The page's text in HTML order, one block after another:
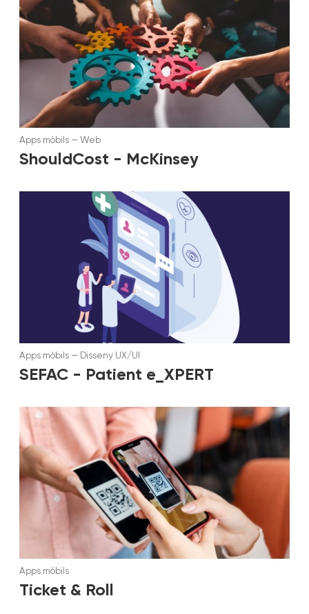
Apps mòbils — Web
ShouldCost - McKinsey
Apps mòbils — Disseny UX/UI
SEFAC - Patient e_XPERT
Apps mòbils
Ticket & Roll